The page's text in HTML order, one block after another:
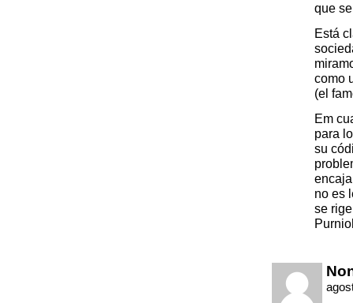
que
Está
como
(el
Em
para
su
no es
se